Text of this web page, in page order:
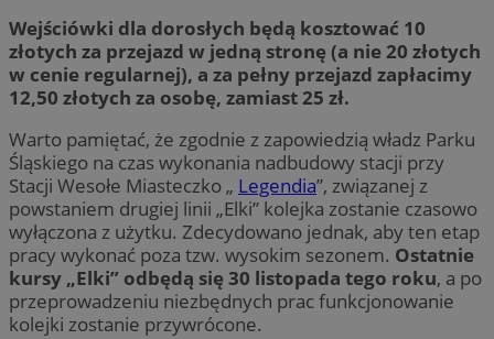
Wejściówki dla dorosłych będą kosztować 10
złotych za przejazd w jedną stronę (a nie 20 złotych
w cenie regularnej), a za pełny przejazd zapłacimy
12,50 złotych za osobę, zamiast 25 zł.
Warto pamiętać, że zgodnie z zapowiedzią władz Parku
Śląskiego na czas wykonania nadbudowy stacji przy
Stacji Wesołe Miasteczko „ Legendia”, związanej z
powstaniem drugiej linii „Elki” kolejka zostanie czasowo
wyłączona z użytku. Zdecydowano jednak, aby ten etap
pracy wykonać poza tzw. wysokim sezonem. Ostatnie
kursy „Elki” odbędą się 30 listopada tego roku, a po
przeprowadzeniu niezbędnych prac funkcjonowanie
kolejki zostanie przywrócone.